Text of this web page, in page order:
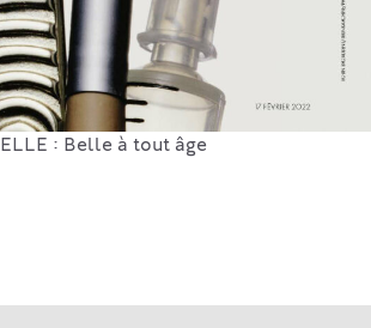
ELLE : Belle à tout âge